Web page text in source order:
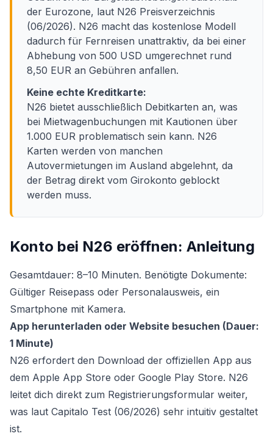
der Eurozone, laut N26 Preisverzeichnis
(06/2026). N26 macht das kostenlose Modell
dadurch für Fernreisen unattraktiv, da bei einer
Abhebung von 500 USD umgerechnet rund
8,50 EUR an Gebühren anfallen.
Keine echte Kreditkarte:
N26 bietet ausschließlich Debitkarten an, was
bei Mietwagenbuchungen mit Kautionen über
1.000 EUR problematisch sein kann. N26
Karten werden von manchen
Autovermietungen im Ausland abgelehnt, da
der Betrag direkt vom Girokonto geblockt
werden muss.
Konto bei N26 eröffnen: Anleitung
Gesamtdauer: 8–10 Minuten. Benötigte Dokumente:
Gültiger Reisepass oder Personalausweis, ein
Smartphone mit Kamera.
App herunterladen oder Website besuchen (Dauer:
1 Minute)
N26 erfordert den Download der offiziellen App aus
dem Apple App Store oder Google Play Store. N26
leitet dich direkt zum Registrierungsformular weiter,
was laut Capitalo Test (06/2026) sehr intuitiv gestaltet
ist.